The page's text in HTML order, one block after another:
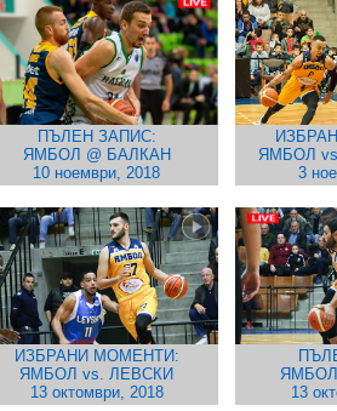
ПЪЛЕН ЗАПИС:
ЯМБОЛ @ БАЛКАН
10 ноември, 2018
ЯМБОЛ
3
ИЗБРАНИ МОМЕНТИ:
ЯМБОЛ vs. ЛЕВСКИ
13 октомври, 2018
13